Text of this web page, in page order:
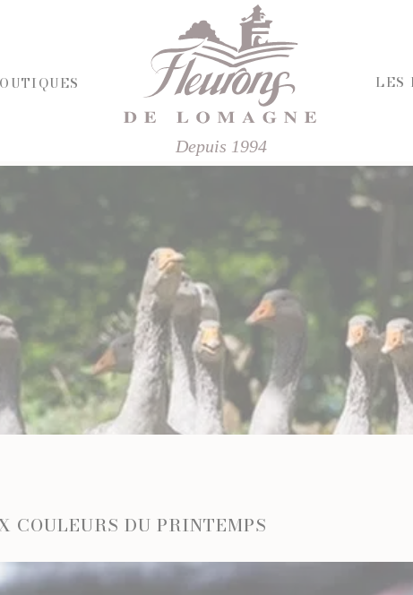
Depuis 1994
LES
SALÉE
ET ÉPICES
VINAIGRES
BISCUITS ET GÂTEAUX
CHOCOLATS ET SPÉCIALITÉS
CONFITURES
DESSERTS
FRUITS AU SIROP OU ALCOOL
JUS ET SIROPS
MIELS
PRUNEAUX
THÉS ET INFUSIONS
COULEURS DU PRINTEMPS